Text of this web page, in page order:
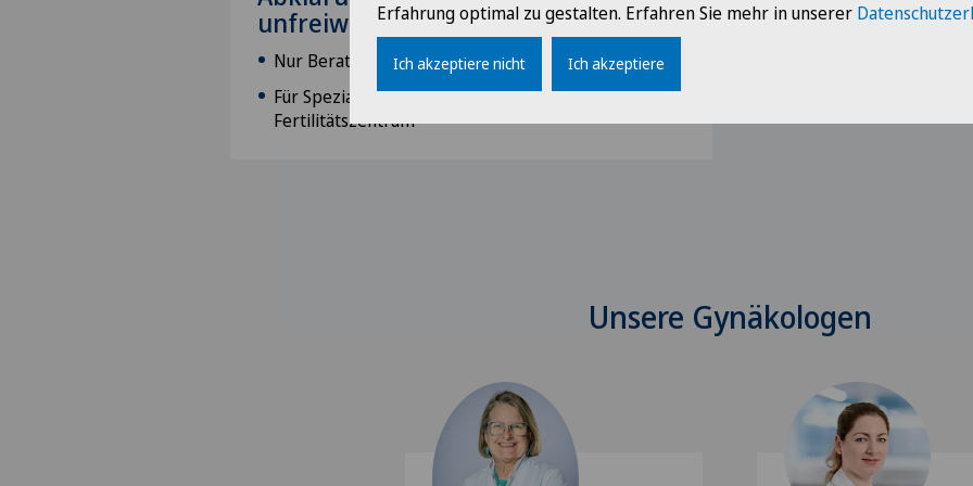
unfreiwilliger Kinderlosigkeit
Nur Beratung und Grundbehandlung
Für Spezialtherapien wie IVF Überweisung an
Fertilitätszentrum
Unsere Gynäkologen
Erfahrung optimal zu gestalten. Erfahren Sie mehr in unserer
Ich akzeptiere nicht Ich akzeptiere